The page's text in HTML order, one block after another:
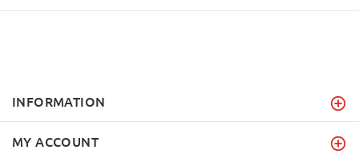
INFORMATION
MY ACCOUNT